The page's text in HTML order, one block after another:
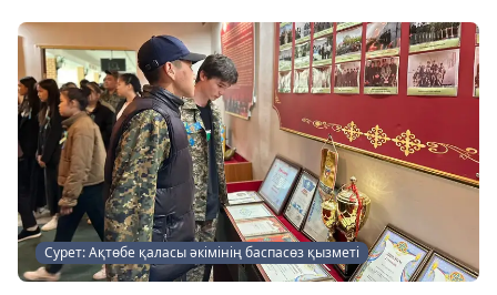
Сурет: Ақтөбе қаласы әкімінің баспасөз қызметі